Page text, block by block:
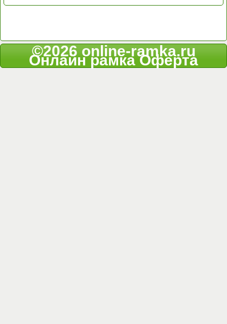
©2026 online-ramka.ru
Онлайн рамкаОферта